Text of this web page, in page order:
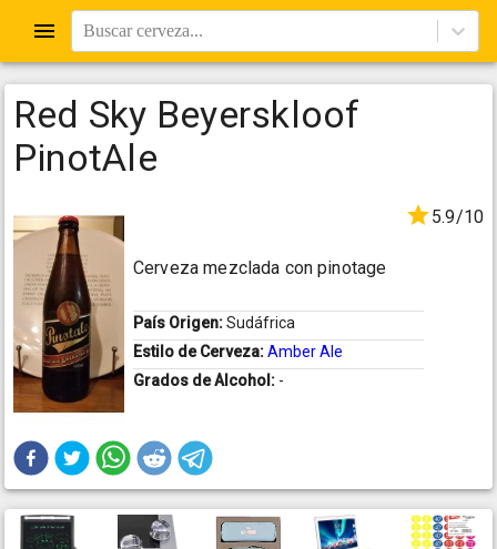
Buscar cerveza...
Red Sky Beyerskloof
PinotAle
5.9/10
Cerveza mezclada con pinotage
País Origen:Sudáfrica
Estilo de Cerveza:Amber Ale
Grados de Alcohol: -